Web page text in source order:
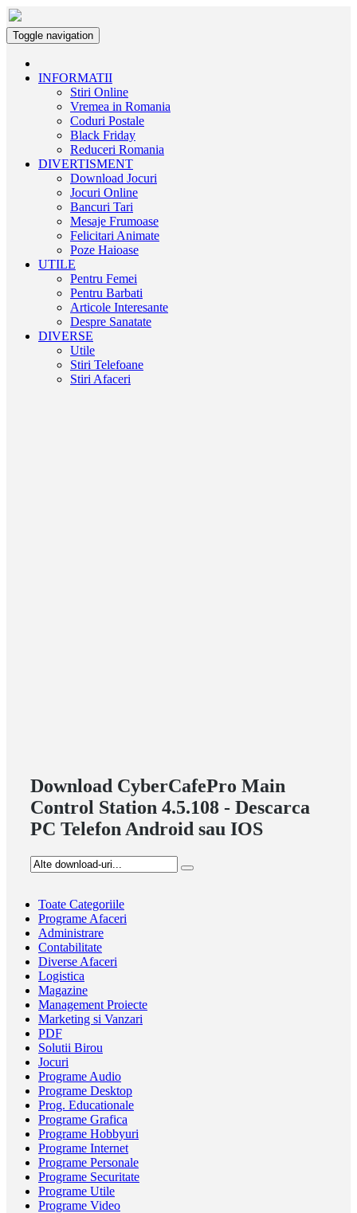
Toggle navigation
INFORMATII
Stiri Online
Vremea in Romania
Coduri Postale
Black Friday
Reduceri Romania
DIVERTISMENT
Download Jocuri
Jocuri Online
Bancuri Tari
Mesaje Frumoase
Felicitari Animate
Poze Haioase
UTILE
Pentru Femei
Pentru Barbati
Articole Interesante
Despre Sanatate
DIVERSE
Utile
Stiri Telefoane
Stiri Afaceri
Download CyberCafePro Main
Control Station 4.5.108 - Descarca
PC Telefon Android sau IOS
Toate Categoriile
Programe Afaceri
Administrare
Contabilitate
Diverse Afaceri
Logistica
Magazine
Management Proiecte
Marketing si Vanzari
PDF
Solutii Birou
Jocuri
Programe Audio
Programe Desktop
Prog. Educationale
Programe Grafica
Programe Hobbyuri
Programe Internet
Programe Personale
Programe Securitate
Programe Utile
Programe Video